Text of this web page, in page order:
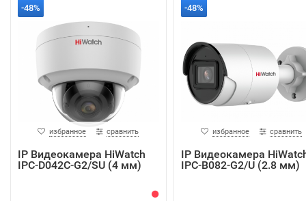
-48%
избранное сравнить
IP Видеокамера HiWatch
IPC-D042C-G2/SU (4 мм)
-48%
избранное сравнить
IP Видеокамера
IPC-B082-G2/U (2.8 мм)